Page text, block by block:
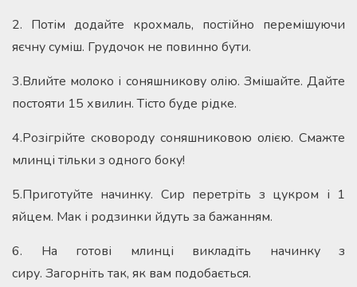
2. Потім додайте крохмаль, постійно перемішуючи
яєчну суміш. Грудочок не повинно бути.
3.Влийте молоко і соняшникову олію. Змішайте. Дайте
постояти 15 хвилин. Тісто буде рідке.
4.Розігрійте сковороду соняшниковою олією. Смажте
млинці тільки з одного боку!
5.Приготуйте начинку. Сир перетріть з цукром і 1
яйцем. Мак і родзинки йдуть за бажанням.
6. На готові млинці викладіть начинку з
сиру. Загорніть так, як вам подобається.